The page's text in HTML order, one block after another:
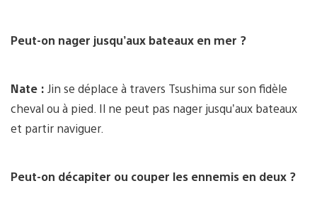
Peut-on nager jusqu’aux bateaux en mer ?
Nate : Jin se déplace à travers Tsushima sur son fidèle
cheval ou à pied. Il ne peut pas nager jusqu’aux bateaux
et partir naviguer.
Peut-on décapiter ou couper les ennemis en deux ?